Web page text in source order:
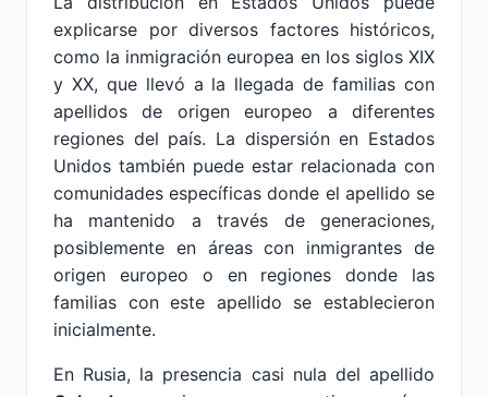
explicarse por diversos factores históricos,
como la inmigración europea en los siglos XIX
y XX, que llevó a la llegada de familias con
apellidos de origen europeo a diferentes
regiones del país. La dispersión en Estados
Unidos también puede estar relacionada con
comunidades específicas donde el apellido se
ha mantenido a través de generaciones,
posiblemente en áreas con inmigrantes de
origen europeo o en regiones donde las
familias con este apellido se establecieron
inicialmente.
En Rusia, la presencia casi nula del apellido